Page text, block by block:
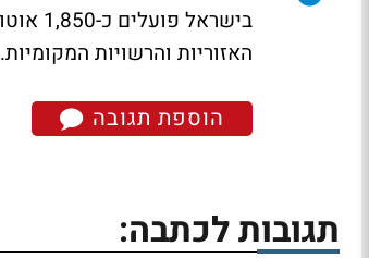
האזוריות והרשויות המקומיות.
הוספת תגובה
תגובות לכתבה: